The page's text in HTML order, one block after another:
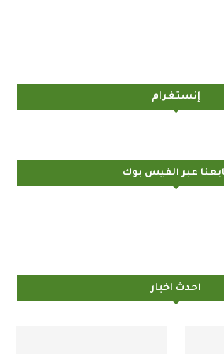
إنستغرام
عبر الفيس بوك
احدث اخبار